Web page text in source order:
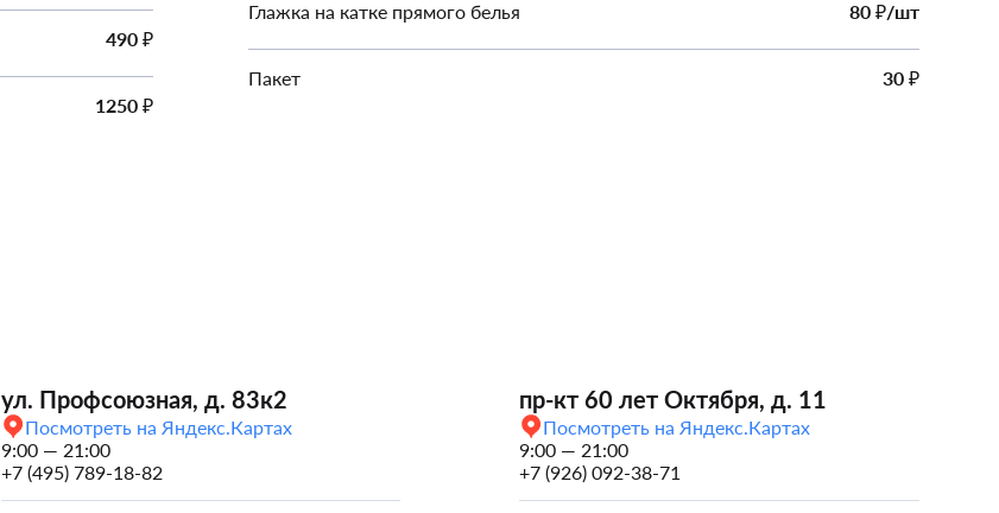
490 ₽
1250 ₽
Глажка на катке прямого белья 80 ₽/шт
Пакет 30 ₽
ул. Профсоюзная, д. 83к2
Посмотреть на Яндекс.Картах
9:00 — 21:00
+7 (495) 789-18-82
пр-кт 60 лет Октября, д. 11
Посмотреть на Яндекс.Картах
9:00 — 21:00
+7 (926) 092-38-71